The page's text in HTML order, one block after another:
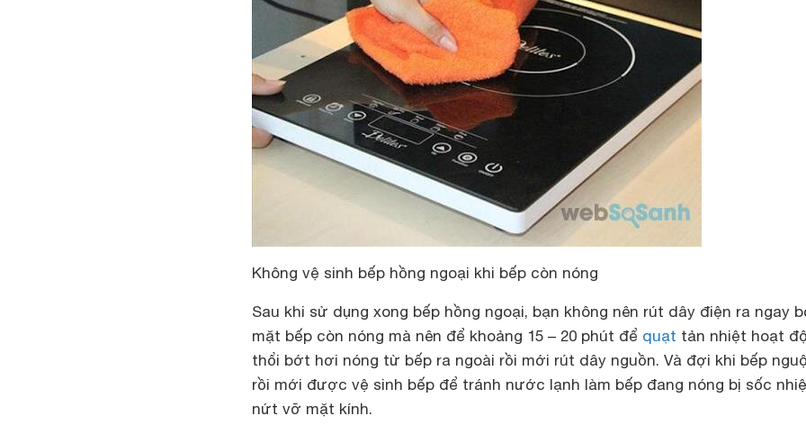
Không vệ sinh bếp hồng ngoại khi bếp còn nóng
Sau khi sử dụng xong bếp hồng ngoại, bạn không nên rút dây điện ra ngay
mặt bếp còn nóng mà nên để khoảng 15 – 20 phút để quạt tản nhiệt hoạt
thổi bớt hơi nóng từ bếp ra ngoài rồi mới rút dây nguồn. Và đợi khi bếp
rồi mới được vệ sinh bếp để tránh nước lạnh làm bếp đang nóng bị sốc
nứt vỡ mặt kính.